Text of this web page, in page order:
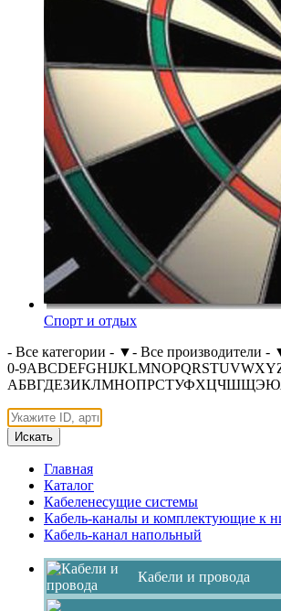
Спорт и отдых
- Все категории - ▼- Все производители -
0-9ABCDEFGHIJKLMNOPQRSTUVWXY
АБВГДЕЗИКЛМНОПРСТУФХЦЧШЩЭЮ
Искать
Главная
Каталог
Кабеленесущие системы
Кабель-каналы и комплектующие к
Кабель-канал напольный
Кабели и провода